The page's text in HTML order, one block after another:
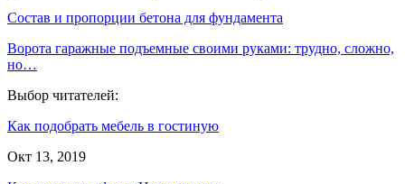
Состав и пропорции бетона для фундамента
Ворота гаражные подъемные своими руками: трудно, сложно,
но…
Выбор читателей:
Как подобрать мебель в гостиную
Окт 13, 2019